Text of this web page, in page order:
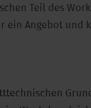
Teil des
Angebot und